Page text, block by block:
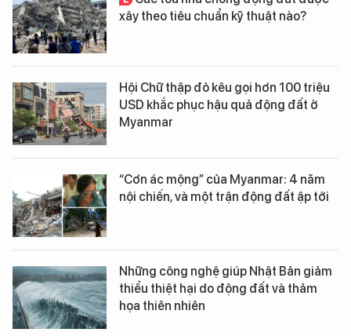
xây theo tiêu chuẩn kỹ thuật nào?
Hội Chữ thập đỏ kêu gọi hơn 100 triệu
USD khắc phục hậu quả động đất ở
Myanmar
“Cơn ác mộng” của Myanmar: 4 năm
nội chiến, và một trận động đất ập tới
Những công nghệ giúp Nhật Bản giảm
thiểu thiệt hại do động đất và thảm
họa thiên nhiên